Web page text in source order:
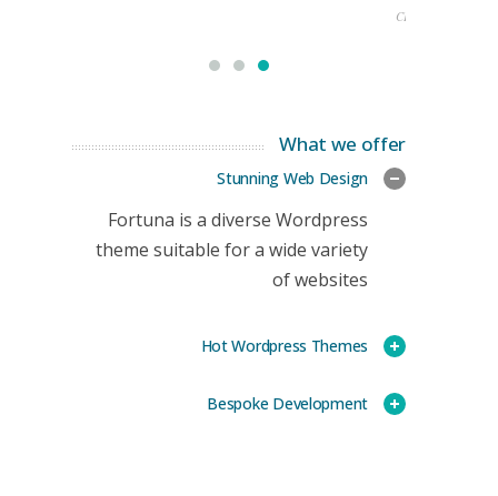
CEO
What we offer
Stunning Web Design
Fortuna is a diverse Wordpress
theme suitable for a wide variety
of websites
Hot Wordpress Themes
Bespoke Development